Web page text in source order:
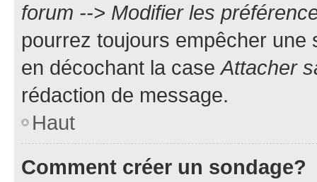
forum --> Modifier les
pourrez toujours empêcher une
en décochant la caseAttacher
rédaction de message.
Haut
Comment créer un sondage?